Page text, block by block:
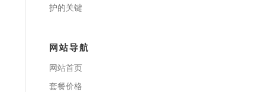
护的关键
网站导航
网站首页
套餐价格